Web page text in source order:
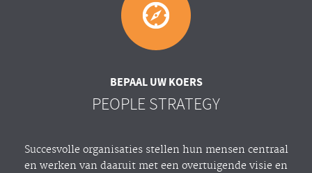
BEPAAL UW KOERS
PEOPLE STRATEGY
Succesvolle organisaties stellen hun mensen centraal
en werken van daaruit met een overtuigende visie en